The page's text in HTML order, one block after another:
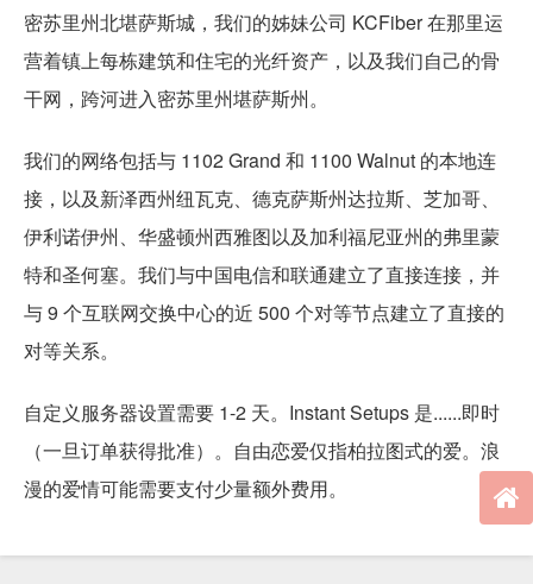
密苏里州北堪萨斯城，我们的姊妹公司 KCFiber 在那里运
营着镇上每栋建筑和住宅的光纤资产，以及我们自己的骨
干网，跨河进入密苏里州堪萨斯州。
我们的网络包括与 1102 Grand 和 1100 Walnut 的本地连
接，以及新泽西州纽瓦克、德克萨斯州达拉斯、芝加哥、
伊利诺伊州、华盛顿州西雅图以及加利福尼亚州的弗里蒙
特和圣何塞。我们与中国电信和联通建立了直接连接，并
与 9 个互联网交换中心的近 500 个对等节点建立了直接的
对等关系。
自定义服务器设置需要 1-2 天。Instant Setups 是......即时
（一旦订单获得批准）。自由恋爱仅指柏拉图式的爱。浪
漫的爱情可能需要支付少量额外费用。